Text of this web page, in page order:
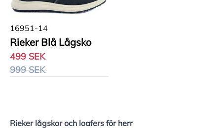
16951-14
Rieker Blå Lågsko
499 SEK
999 SEK
Rieker lågskor och loafers för herr